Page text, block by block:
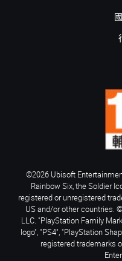
©2026 Ubisoft
Rainbow Six, the Soldier
registered or unregistered
US and/or other countries.
LLC. "PlayStation Family
logo", "PS4", "PlayStation
registered trademarks